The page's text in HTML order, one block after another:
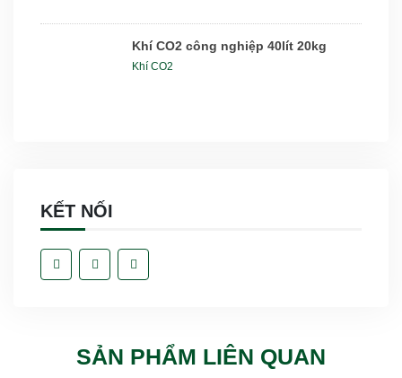
Khí CO2 công nghiệp 40lít 20kg
Khí CO2
KẾT NỐI
SẢN PHẨM LIÊN QUAN